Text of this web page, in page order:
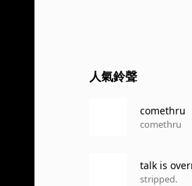
人氣鈴聲
comethru
comethru
talk is
stripped.